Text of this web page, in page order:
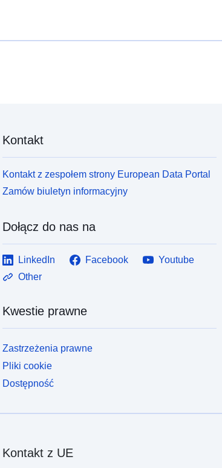
Kontakt
Kontakt z zespołem strony European Data Portal
Zamów biuletyn informacyjny
Dołącz do nas na
LinkedIn Facebook
Youtube
Other
Kwestie prawne
Zastrzeżenia prawne
Pliki cookie
Dostępność
Kontakt z UE